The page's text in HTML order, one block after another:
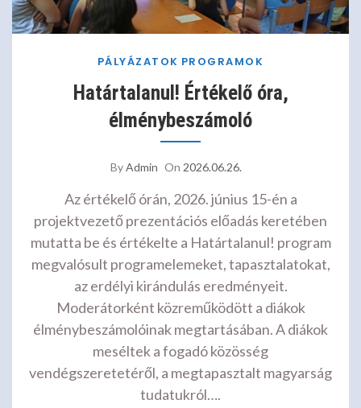
PÁLYÁZATOK PROGRAMOK
Határtalanul! Értékelő óra,
élménybeszámoló
ByAdmin On 2026.06.26.
Az értékelő órán, 2026. június 15-én a
projektvezető prezentációs előadás keretében
mutatta be és értékelte a Határtalanul! program
megvalósult programelemeket, tapasztalatokat,
az erdélyi kirándulás eredményeit.
Moderátorként közreműködött a diákok
élménybeszámolóinak megtartásában. A diákok
meséltek a fogadó közösség
vendégszeretetéről, a megtapasztalt magyarság
tudatukról….